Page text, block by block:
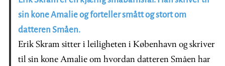
sin kone Amalie og forteller smått og stort om
datteren Småen.
Erik Skram sitter i leiligheten i København og skriver
til sin kone Amalie om hvordan datteren Småen har